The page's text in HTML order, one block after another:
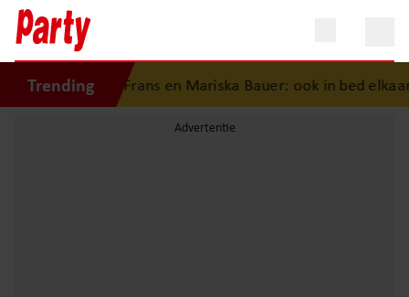
Trendingvan Frans en Mariska Bauer: ook in bed